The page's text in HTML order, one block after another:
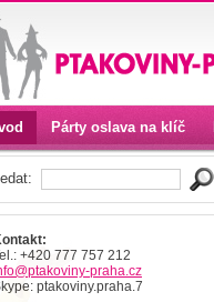
Párty oslava na klíč
+420 777 757 212
@ptakoviny-praha.cz
ptakoviny.praha.7